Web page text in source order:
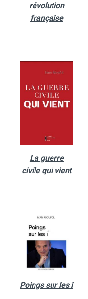
révolution
française
La guerre
civile qui vient
Poings sur les i